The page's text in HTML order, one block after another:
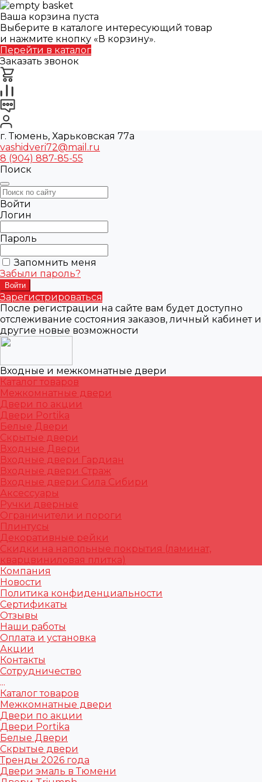
Ваша корзина пуста
Выберите в каталоге интересующий товар
и нажмите кнопку «В корзину».
Перейти в каталог
Заказать звонок
г. Тюмень, Харьковская 77а
vashidveri72@mail.ru
8 (904) 887-85-55
Поиск
Войти
Логин
Пароль
Запомнить меня
Забыли пароль?
Зарегистрироваться
После регистрации на сайте вам будет доступно
отслеживание состояния заказов, личный кабинет и
другие новые возможности
Входные и межкомнатные двери
Каталог товаров
Межкомнатные двери
Двери по акции
Двери Portika
Белые Двери
Скрытые двери
Входные Двери
Входные двери Гардиан
Входные двери Страж
Входные двери Сила Сибири
Аксессуары
Ручки дверные
Ограничители и пороги
Плинтусы
Декоративные рейки
Скидки на напольные покрытия (ламинат,
кварцвиниловая плитка)
Компания
Новости
Политика конфиденциальности
Сертификаты
Отзывы
Наши работы
Оплата и установка
Акции
Контакты
Сотрудничество
...
Каталог товаров
Межкомнатные двери
Двери по акции
Двери Portika
Белые Двери
Скрытые двери
Тренды 2026 года
Двери эмаль в Тюмени